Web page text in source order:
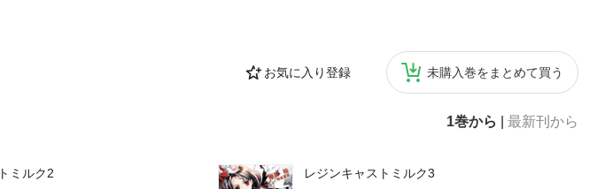
お気に入り登録 未購入巻をまとめて買う
1巻から 最新刊から
ミルク2
レジンキャストミルク3